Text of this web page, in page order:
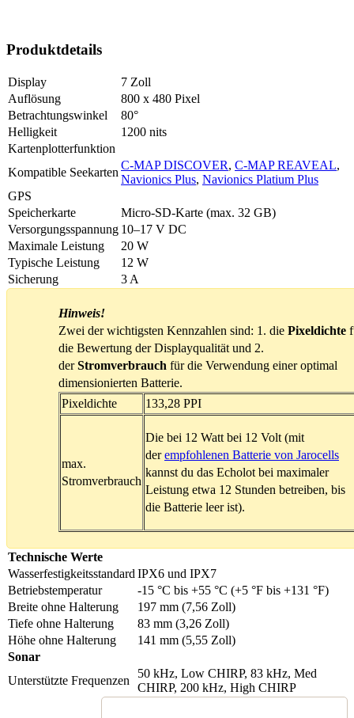
Produktdetails
Display
7 Zoll
Auflösung
800 x 480 Pixel
Betrachtungswinkel
80°
Helligkeit
1200 nits
Kartenplotterfunktion
Kompatible Seekarten
C-MAP DISCOVER, C-MAP REAVEAL,
Navionics Plus, Navionics Platium Plus
GPS
Speicherkarte
Micro-SD-Karte (max. 32 GB)
Versorgungsspannung 10–17 V DC
Maximale Leistung
20 W
Typische Leistung
12 W
Sicherung
3 A
Hinweis!
Zwei der wichtigsten Kennzahlen sind: 1. die Pixeldichte
die Bewertung der Displayqualität und 2.
derStromverbrauch für die Verwendung einer optimal
dimensionierten Batterie.
Pixeldichte
133,28 PPI
max.
Stromverbrauch
Die bei 12 Watt bei 12 Volt (mit
derempfohlenen Batterie von Jarocells
kannst du das Echolot bei maximaler
Leistung etwa 12 Stunden betreiben, bis
die Batterie leer ist).
Technische Werte
Wasserfestigkeitsstandard IPX6 und IPX7
Betriebstemperatur
-15 °C bis +55 °C (+5 °F bis +131 °F)
Breite ohne Halterung
197 mm (7,56 Zoll)
Tiefe ohne Halterung
83 mm (3,26 Zoll)
Höhe ohne Halterung
141 mm (5,55 Zoll)
Sonar
Unterstützte Frequenzen
50 kHz, Low CHIRP, 83 kHz, Med
CHIRP, 200 kHz, High CHIRP